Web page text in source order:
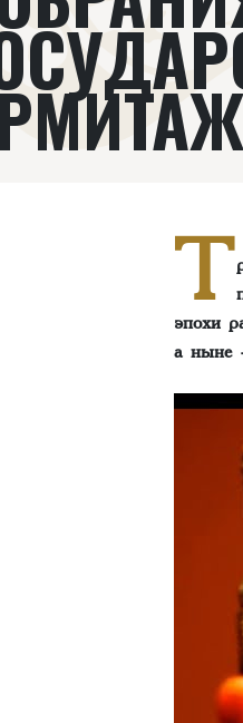
Т
эпохи
а ныне